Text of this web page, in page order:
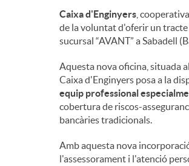
Caixa d'Enginyers ,
de la voluntat d'oferir un
sucursal “AVANT” a Sabadell
Aquesta nova oficina, situada al
Caixa d'Enginyers posa a la
equip professional
cobertura de riscos-
bancàries tradicionals.
Amb aquesta nova
l'assessorament i l'atenció